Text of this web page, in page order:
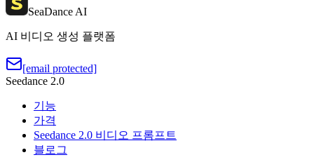
SeaDance AI
AI 비디오 생성 플랫폼
[email protected]
Seedance 2.0
기능
가격
Seedance 2.0 비디오 프롬프트
블로그